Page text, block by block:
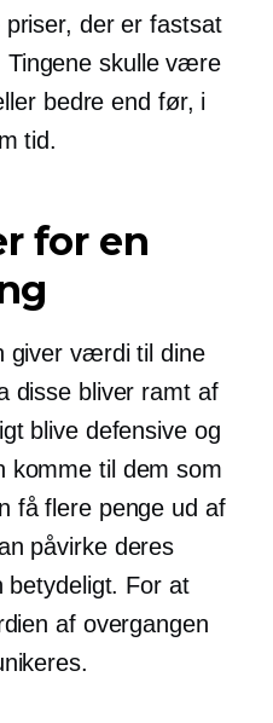
der er fastsat
Tingene skulle være
bedre end før, i
tid.
for en
giver værdi til dine
disse bliver ramt af
blive defensive og
til dem som
få flere penge ud af
påvirke deres
betydeligt. For at
af ​​overgangen